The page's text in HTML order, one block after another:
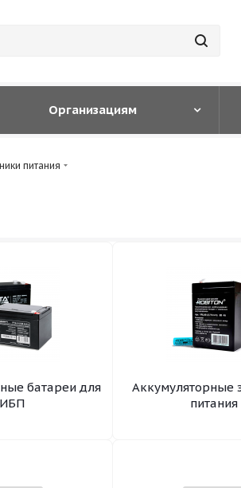
Организациям
питания
батареи для
ИБП
Аккумуляторные
питания